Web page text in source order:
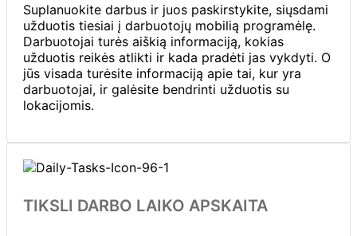
Suplanuokite darbus ir juos paskirstykite, siųsdami
užduotis tiesiai į darbuotojų mobilią programėlę.
Darbuotojai turės aiškią informaciją, kokias
užduotis reikės atlikti ir kada pradėti jas vykdyti. O
jūs visada turėsite informaciją apie tai, kur yra
darbuotojai, ir galėsite bendrinti užduotis su
lokacijomis.
TIKSLI DARBO LAIKO APSKAITA